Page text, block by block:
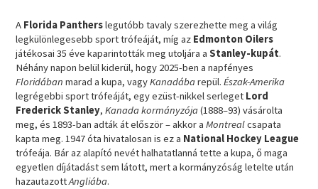
A Florida Pantherslegutóbb tavaly szerezhette meg a világ
legkülönlegesebb sport trófeáját, míg az Edmonton Oilers
játékosai 35 éve kaparintották meg utoljára aStanley-kupát.
Néhány napon belül kiderül, hogy 2025-ben a napfényes
Floridában marad a kupa, vagyKanadábarepül.Észak-Amerika
legrégebbi sport trófeáját, egy ezüst-nikkel serleget Lord
Frederick Stanley,Kanada kormányzója(1888–93) vásárolta
meg, és 1893-ban adták át először – akkor aMontrealcsapata
kapta meg. 1947 óta hivatalosan is ez a National Hockey League
trófeája. Bár az alapító nevét halhatatlanná tette a kupa, ő maga
egyetlen díjátadást sem látott, mert a kormányzóság letelte után
hazautazottAngliába.